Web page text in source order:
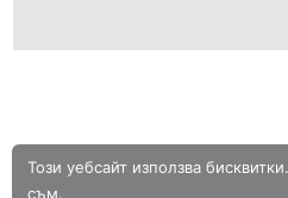
Многостъпални водни помпи
Този уебсайт използва бисквитки.
съм.